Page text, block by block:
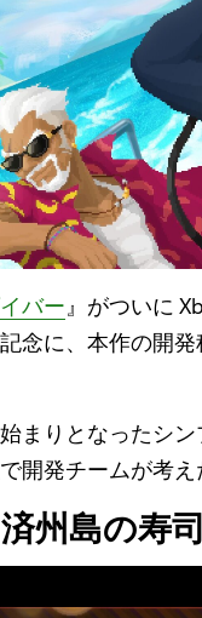
バー 』がついに
念に、本作の開
まりとなったシ
開発チームが考
州島の寿